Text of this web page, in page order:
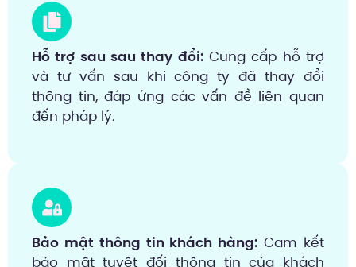
Hỗ trợ sau sau thay đổi:Cung cấp hỗ trợ
và tư vấn sau khi công ty đã thay đổi
thông tin, đáp ứng các vấn đề liên quan
đến pháp lý.
Bảo mật thông tin khách hàng: Cam kết
bảo mật tuyệt đối thông tin của khách